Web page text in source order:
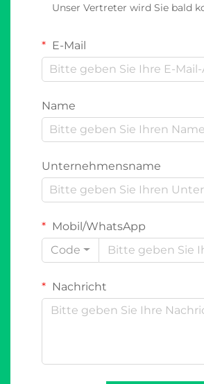
Unser Vertreter wird Sie bald
E-Mail
Name
Unternehmensname
Mobil/WhatsApp
Code
Nachricht